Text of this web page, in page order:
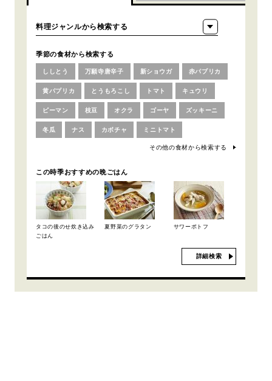
季節の食材から検索する
ししとう 万願寺唐辛子 新ショウガ 赤パプリカ
黄パプリカ とうもろこし トマト キュウリ
ピーマン 枝豆 オクラ ゴーヤ ズッキーニ
冬瓜 ナス カボチャ ミニトマト
その他の食材から検索する
この時季おすすめの晩ごはん
タコの後のせ炊き込み
ごはん
夏野菜のグラタン サワーポトフ
詳細検索